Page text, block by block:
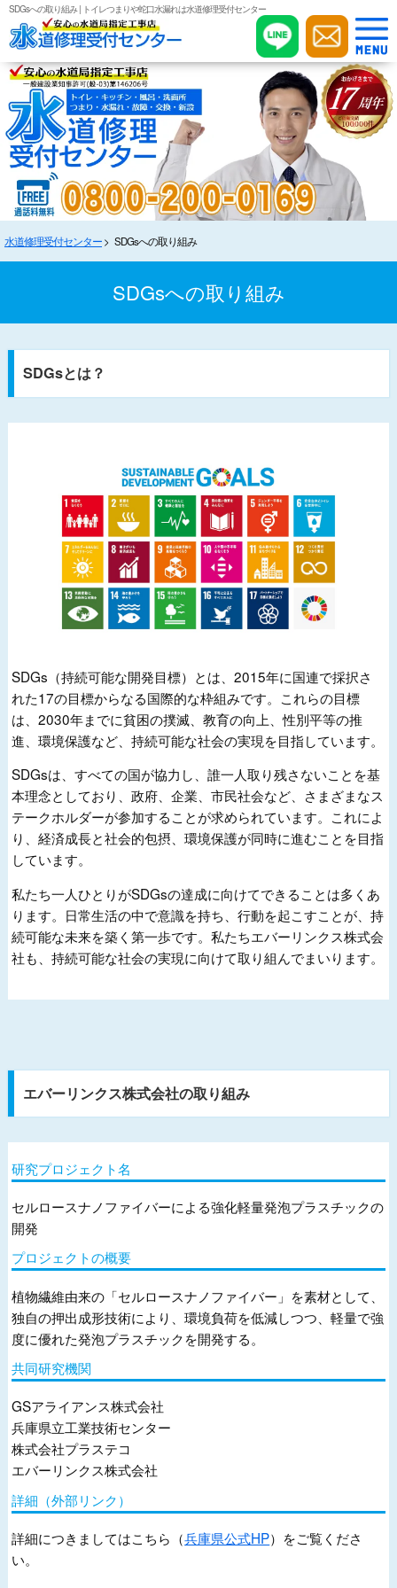
SDGsへの取り組み | トイレつまりや蛇口水漏れは水道修理受付センター
水道修理受付センター SDGsへの取り組み
SDGsへの取り組み
SDGsとは？
SDGs（持続可能な開発目標）とは、2015年に国連で採択さ
れた17の目標からなる国際的な枠組みです。これらの目標
は、2030年までに貧困の撲滅、教育の向上、性別平等の推
進、環境保護など、持続可能な社会の実現を目指しています。
SDGsは、すべての国が協力し、誰一人取り残さないことを基
本理念としており、政府、企業、市民社会など、さまざまなス
テークホルダーが参加することが求められています。これによ
り、経済成長と社会的包摂、環境保護が同時に進むことを目指
しています。
私たち一人ひとりがSDGsの達成に向けてできることは多くあ
ります。日常生活の中で意識を持ち、行動を起こすことが、持
続可能な未来を築く第一歩です。私たちエバーリンクス株式会
社も、持続可能な社会の実現に向けて取り組んでまいります。
エバーリンクス株式会社の取り組み
研究プロジェクト名
セルロースナノファイバーによる強化軽量発泡プラスチックの
開発
プロジェクトの概要
植物繊維由来の「セルロースナノファイバー」を素材として、
独自の押出成形技術により、環境負荷を低減しつつ、軽量で強
度に優れた発泡プラスチックを開発する。
共同研究機関
GSアライアンス株式会社
兵庫県立工業技術センター
株式会社プラステコ
エバーリンクス株式会社
詳細（外部リンク）
詳細につきましてはこちら（兵庫県公式HP）をご覧くださ
い。